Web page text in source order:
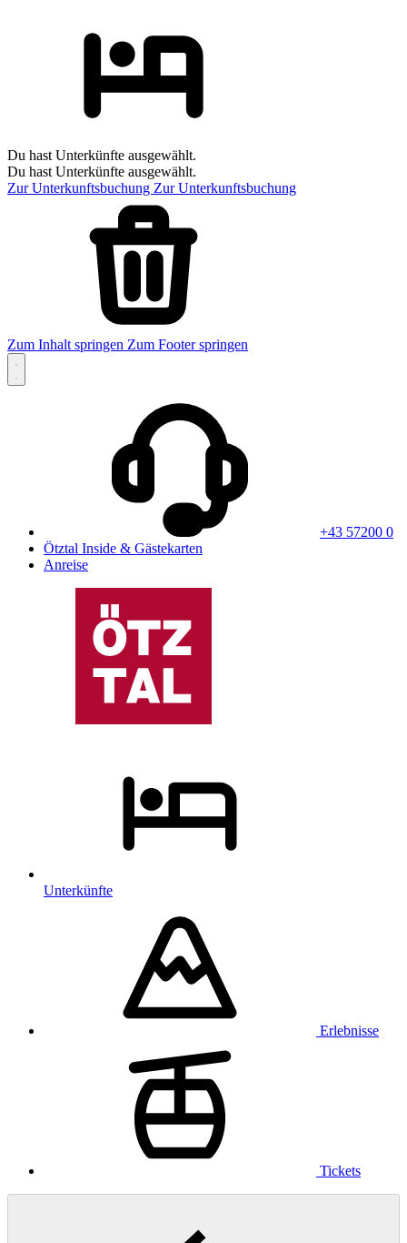
Du hast Unterkünfte ausgewählt.
Du hast Unterkünfte ausgewählt.
Zur Unterkunftsbuchung Zur Unterkunftsbuchung
Zum Inhalt springen Zum Footer springen
+43 57200 0
Ötztal Inside & Gästekarten
Anreise
Unterkünfte
Erlebnisse
Tickets